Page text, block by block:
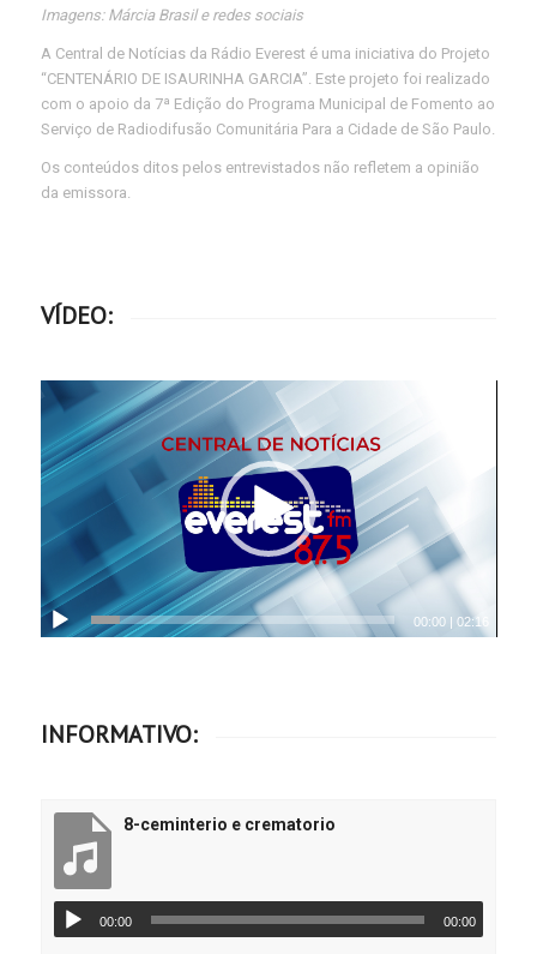
Imagens: Márcia Brasil e redes sociais
A Central de Notícias da Rádio Everest é uma iniciativa do Projeto
“CENTENÁRIO DE ISAURINHA GARCIA”. Este projeto foi realizado
com o apoio da 7ª Edição do Programa Municipal de Fomento ao
Serviço de Radiodifusão Comunitária Para a Cidade de São Paulo.
Os conteúdos ditos pelos entrevistados não refletem a opinião
da emissora.
VÍDEO:
00:00 |02:16
INFORMATIVO:
8-ceminterio e crematorio
00:00 00:00